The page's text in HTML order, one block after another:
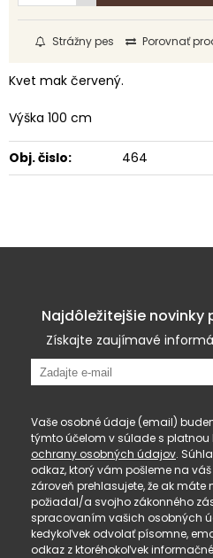
Strážny pes Porovnať
Kvet mak červený.
Výška 100 cm
Obj. čislo: 464
Najdôležitejšie novinky
Získajte zaujímavé
Vaše osobné údaje (email)
týmto účelom v súlade s
ochrany osobných údajov.
odkaz, ktorý vám pošleme na
zároveň prehlasujete, že ak máte
požiadal/a svojho zákonného
spracovaním vašich osobných
kedykoľvek odvolať písomne,
odkaz z ktoréhokoľvek